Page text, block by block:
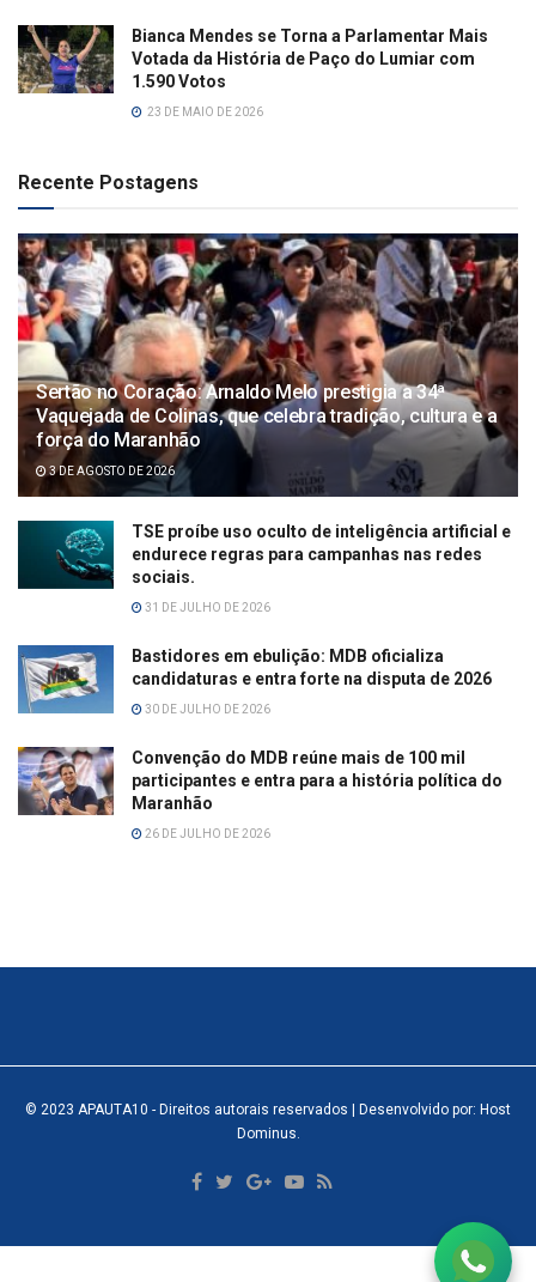
Bianca Mendes se Torna a Parlamentar Mais
Votada da História de Paço do Lumiar com
1.590 Votos
23 DE MAIO DE 2026
Recente Postagens
Sertão no Coração: Arnaldo Melo prestigia a 34ª
Vaquejada de Colinas, que celebra tradição, cultura e a
força do Maranhão
3 DE AGOSTO DE 2026
TSE proíbe uso oculto de inteligência artificial e
endurece regras para campanhas nas redes
sociais.
31 DE JULHO DE 2026
Bastidores em ebulição: MDB oficializa
candidaturas e entra forte na disputa de 2026
30 DE JULHO DE 2026
Convenção do MDB reúne mais de 100 mil
participantes e entra para a história política do
Maranhão
26 DE JULHO DE 2026
© 2023 APAUTA10 - Direitos autorais reservados | Desenvolvido por: Host
Dominus